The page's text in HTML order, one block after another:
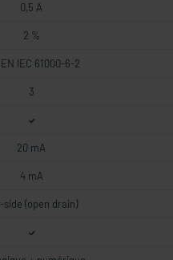
0,5 A
2 %
IEC 61000-6-2
3
20 mA
4 mA
side (open drain)